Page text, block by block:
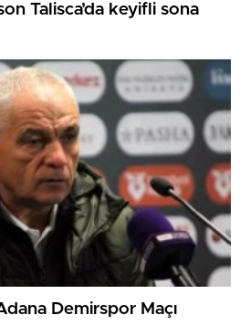
Talisca’da keyifli sona
Demirspor Maçı